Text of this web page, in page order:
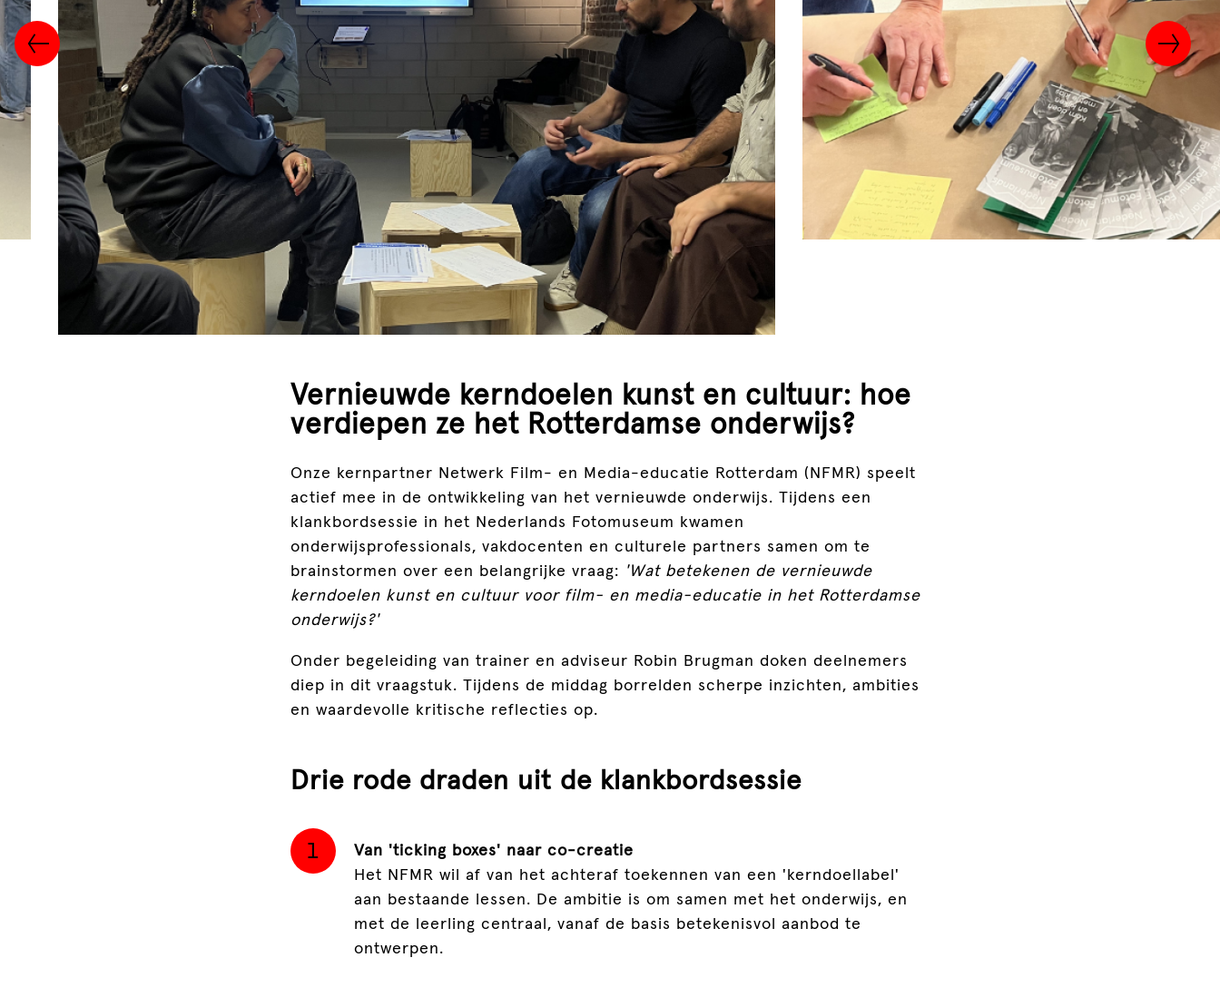
Vernieuwde kerndoelen kunst en cultuur: hoe
verdiepen ze het Rotterdamse onderwijs?
Onze kernpartner Netwerk Film- en Media-educatie Rotterdam (NFMR) speelt
actief mee in de ontwikkeling van het vernieuwde onderwijs. Tijdens een
klankbordsessie in het Nederlands Fotomuseum kwamen
onderwijsprofessionals, vakdocenten en culturele partners samen om te
brainstormen over een belangrijke vraag: 'Wat betekenen de vernieuwde
kerndoelen kunst en cultuur voor film- en media-educatie in het Rotterdamse
onderwijs?'
Onder begeleiding van trainer en adviseur Robin Brugman doken deelnemers
diep in dit vraagstuk. Tijdens de middag borrelden scherpe inzichten, ambities
en waardevolle kritische reflecties op.
Drie rode draden uit de klankbordsessie
Van 'ticking boxes' naar co-creatie
Het NFMR wil af van het achteraf toekennen van een 'kerndoellabel'
aan bestaande lessen. De ambitie is om samen met het onderwijs, en
met de leerling centraal, vanaf de basis betekenisvol aanbod te
ontwerpen.